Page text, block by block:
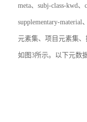
meta、subj-class-kwd
supplementary-
元素集、项目元素集
如图3所示。以下元数